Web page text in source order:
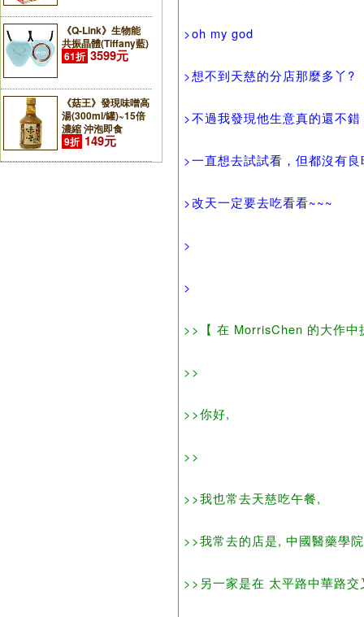
《Q-Link》生物能
共振晶體(Tiffany藍)
61折 3599元
《菇王》發現味噌高
湯(300ml/罐)~15倍
濃縮 沖泡即食
9折 149元
>oh my god
>想不到天慈的分店那麼多丫?
>不過我發現他生意真的還不錯
>一直想去試試看，但都沒有良
>改天一定要去吃看看~~~
>
>
>>【 在 MorrisChen 的大作中
>>
>>你好,
>>
>>我也常去天慈吃午餐,
>>我常去的店是, 中國醫藥學
>>另一家是在 太平路中華路交